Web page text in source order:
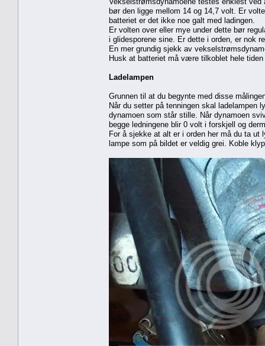
bør den ligge mellom 14 og 14,7 volt. Er
batteriet er det ikke noe galt med ladingen.
Er volten over eller mye under dette bør
i glidesporene sine. Er dette i orden, er nok
En mer grundig sjekk av
Husk at batteriet må være tilkoblet hele
Ladelampen
Grunnen til at du begynte med disse
Når du setter på tenningen skal ladelampen
dynamoen som står stille. Når dynamoen
begge ledningene blir 0 volt i forskjell og
For å sjekke at alt er i orden her må du ta
lampe som på bildet er veldig grei. Koble